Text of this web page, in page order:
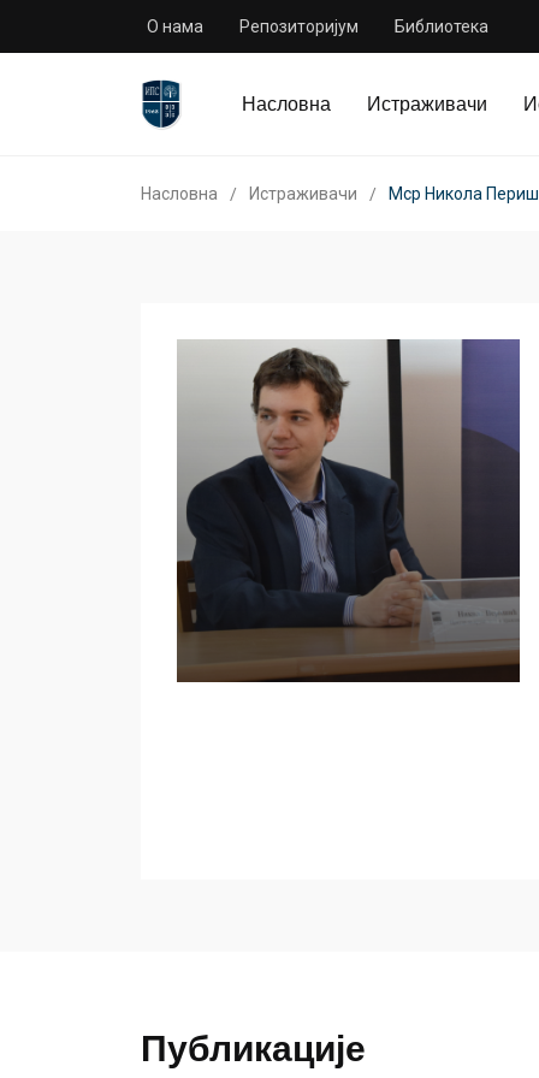
О нама Репозиторијум Библиотека
Насловна Истраживачи
Насловна Истраживачи Мср Никола
Публикације